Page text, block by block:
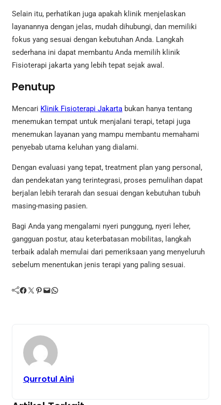
Selain itu, perhatikan juga apakah klinik menjelaskan
layanannya dengan jelas, mudah dihubungi, dan memiliki
fokus yang sesuai dengan kebutuhan Anda. Langkah
sederhana ini dapat membantu Anda memilih klinik
Fisioterapi jakarta yang lebih tepat sejak awal.
Penutup
Mencari Klinik Fisioterapi Jakarta bukan hanya tentang
menemukan tempat untuk menjalani terapi, tetapi juga
menemukan layanan yang mampu membantu memahami
penyebab utama keluhan yang dialami.
Dengan evaluasi yang tepat, treatment plan yang personal,
dan pendekatan yang terintegrasi, proses pemulihan dapat
berjalan lebih terarah dan sesuai dengan kebutuhan tubuh
masing-masing pasien.
Bagi Anda yang mengalami nyeri punggung, nyeri leher,
gangguan postur, atau keterbatasan mobilitas, langkah
terbaik adalah memulai dari pemeriksaan yang menyeluruh
sebelum menentukan jenis terapi yang paling sesuai.
Facebook Twitter Pinterest Mail WhatsApp
Qurrotul Aini